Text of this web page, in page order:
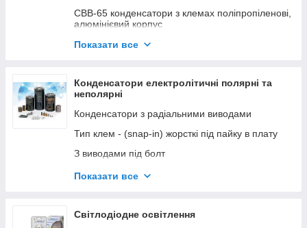
CBB-65 конденсатори з клемах поліпропіленові,
алюмінієвий корпус
CBB-65 (2в1) конденсатори для кондиціонерів
CBB-61 з клемними контактами поліпропіленові
пуску та роботи в прямокутному корпусі
Конденсатори МБГО МБГЧ
Показати все
Конденсатори електролітичні полярні та
неполярні
Конденсатори з радіальними виводами
Тип клем - (snap-in) жорсткі під пайку в плату
З виводами під болт
Комп'ютерні низькоімпедансні LOW ESR (105°C)
Низькоімпедансні (LOW ESR) 105°С
Показати все
Світлодіодне освітлення